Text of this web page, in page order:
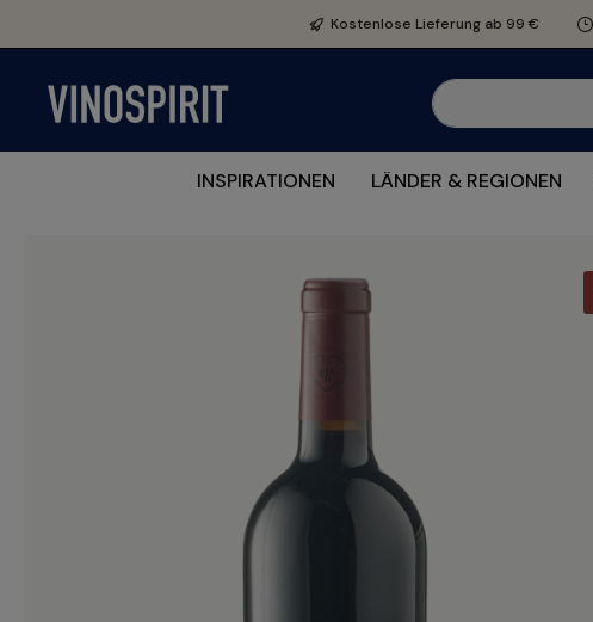
Zur Hauptnavigation springenKostenlose Lieferung ab 99 €
INSPIRATIONEN LÄNDER & REGIONEN